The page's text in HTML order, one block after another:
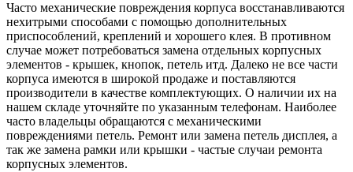
Часто механические повреждения корпуса восстанавливаются
нехитрыми способами с помощью дополнительных
приспособлений, креплений и хорошего клея. В противном
случае может потребоваться замена отдельных корпусных
элементов - крышек, кнопок, петель итд. Далеко не все части
корпуса имеются в широкой продаже и поставляются
производители в качестве комплектующих. О наличии их на
нашем складе уточняйте по указанным телефонам. Наиболее
часто владельцы обращаются с механическими
повреждениями петель. Ремонт или замена петель дисплея, а
так же замена рамки или крышки - частые случаи ремонта
корпусных элементов.